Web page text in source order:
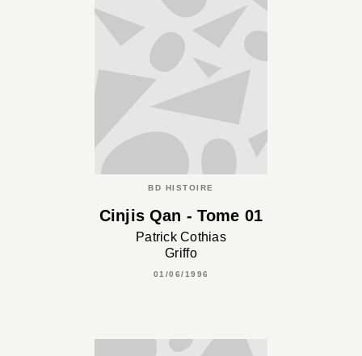
BD HISTOIRE
Cinjis Qan - Tome 01
Patrick Cothias
Griffo
01/06/1996